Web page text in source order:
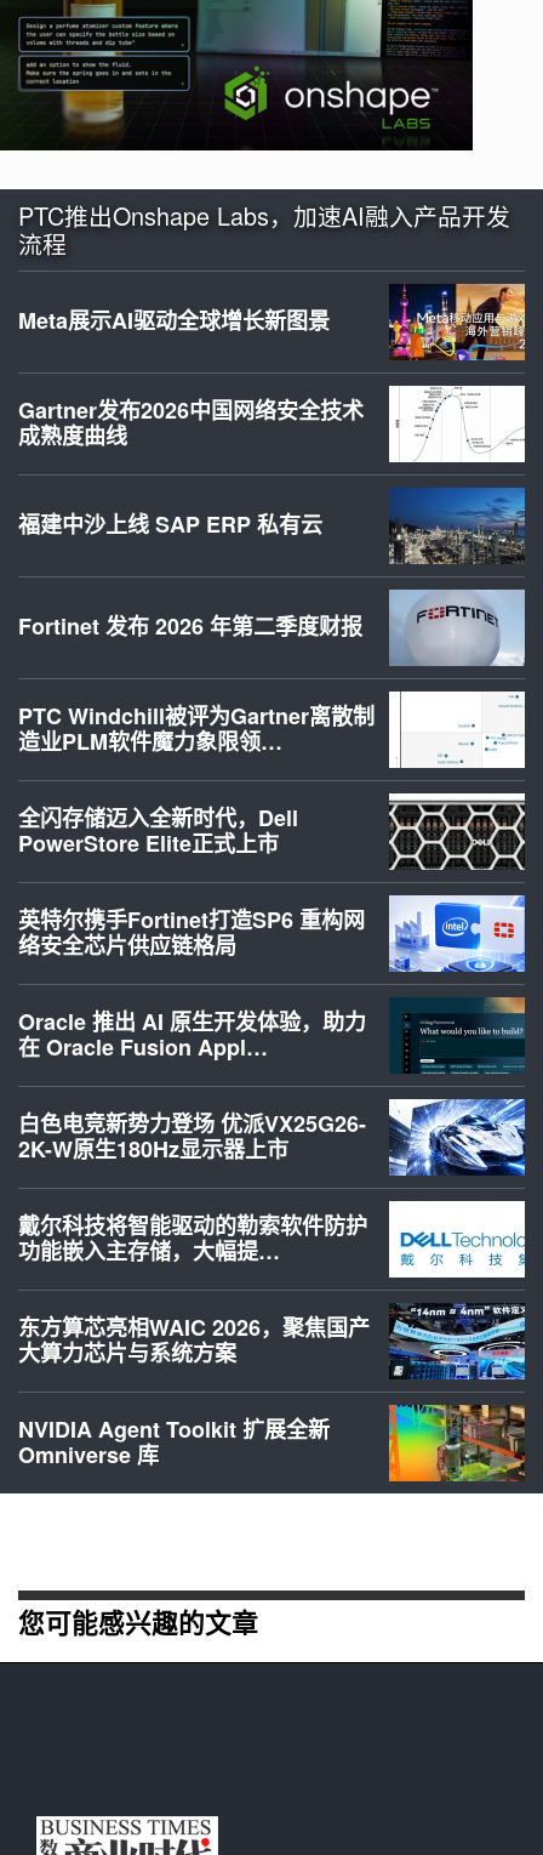
PTC推出Onshape Labs，加速AI融入产品开发
流程
Meta展示AI驱动全球增长新图景
Gartner发布2026中国网络安全技术
成熟度曲线
福建中沙上线 SAP ERP 私有云
Fortinet 发布 2026 年第二季度财报
PTC Windchill被评为Gartner离散制
造业PLM软件魔力象限领…
全闪存储迈入全新时代，Dell
PowerStore Elite正式上市
英特尔携手Fortinet打造SP6 重构网
络安全芯片供应链格局
Oracle 推出 AI 原生开发体验，助力
在 Oracle Fusion Appl…
白色电竞新势力登场 优派VX25G26-
2K-W原生180Hz显示器上市
戴尔科技将智能驱动的勒索软件防护
功能嵌入主存储，大幅提…
东方算芯亮相WAIC 2026，聚焦国产
大算力芯片与系统方案
NVIDIA Agent Toolkit 扩展全新
Omniverse 库
您可能感兴趣的文章